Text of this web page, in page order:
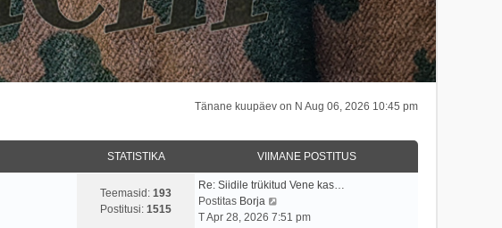
Tänane kuupäev on N Aug 06, 2026 10:45 pm
STATISTIKA VIIMANE POSTITUS
Teemasid: 193
Postitusi: 1515
Re: Siidile trükitud Vene kas…
Postitas Borja
a
T Apr 28, 2026 7:51 pm